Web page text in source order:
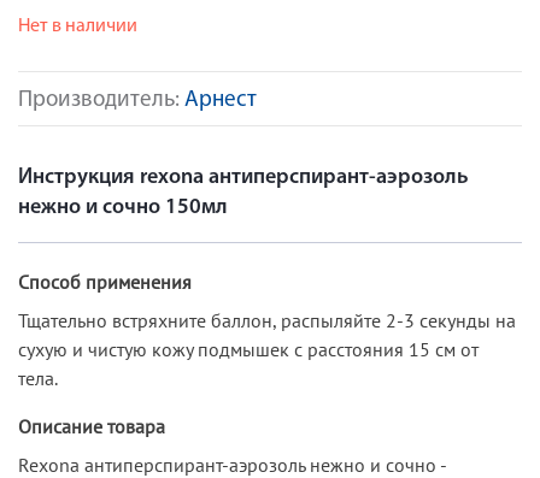
Производитель: Арнест
Нет в наличии
Инструкция rexona антиперспирант-аэрозоль
нежно и сочно 150мл
Способ применения
Тщательно встряхните баллон, распыляйте 2-3 секунды на
сухую и чистую кожу подмышек с расстояния 15 см от
тела.
Описание товара
Rexona антиперспирант-аэрозоль нежно и сочно -